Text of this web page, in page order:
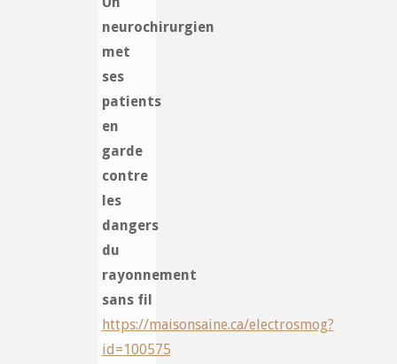
neurochirurgien
met
ses
patients
en
garde
contre
les
dangers
du
rayonnement
sans fil
https://maisonsaine.ca/electrosmog?
id=100575